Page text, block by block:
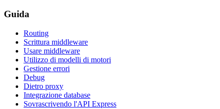
Guida
Routing
Scrittura middleware
Usare middleware
Utilizzo di modelli di motori
Gestione errori
Debug
Dietro proxy
Integrazione database
Sovrascrivendo l'API Express